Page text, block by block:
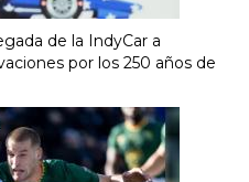
de la IndyCar a
por los 250 años de